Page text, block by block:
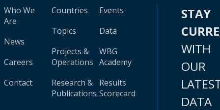
Who We
Are
News
Careers
Contact
Countries
Topics
Projects &
Operations
Research &
Publications
Events
Data
WBG
Academy
Results
Scorecard
STAY
WITH
OUR
DATA